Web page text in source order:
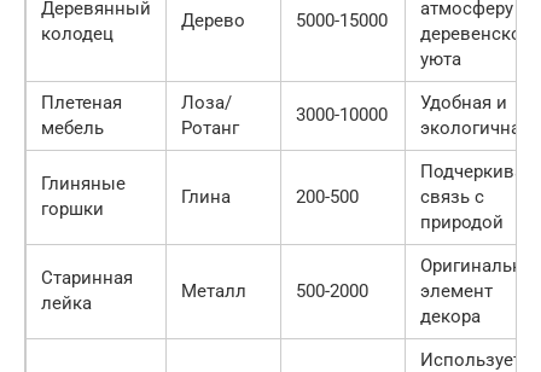
Деревянный
колодец
Дерево 5000-15000
атмосферу
деревенского
уюта
Плетеная
мебель
Лоза/
Ротанг
3000-10000
Удобная и
экологичная
Глиняные
горшки
Глина 200-500
связь с
природой
Старинная
лейка
Металл 500-2000
элемент
декора
Используется